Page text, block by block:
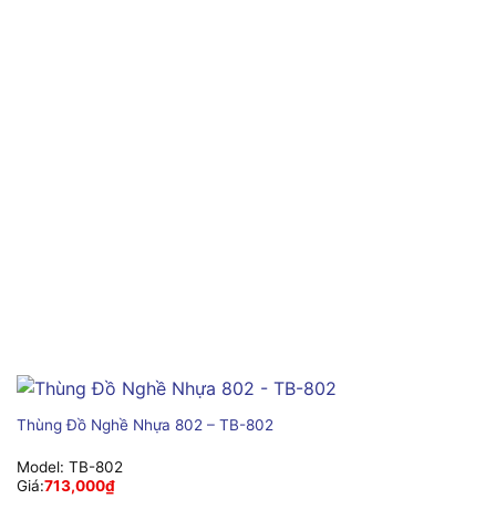
Thùng Đồ Nghề Nhựa 802 – TB-802
Model: TB-802
Giá:713,000₫